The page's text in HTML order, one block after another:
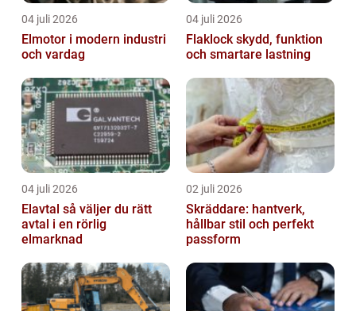
04 juli 2026
Elmotor i modern industri
och vardag
04 juli 2026
Flaklock skydd, funktion
och smartare lastning
04 juli 2026
Elavtal så väljer du rätt
avtal i en rörlig
elmarknad
02 juli 2026
Skräddare: hantverk,
hållbar stil och perfekt
passform